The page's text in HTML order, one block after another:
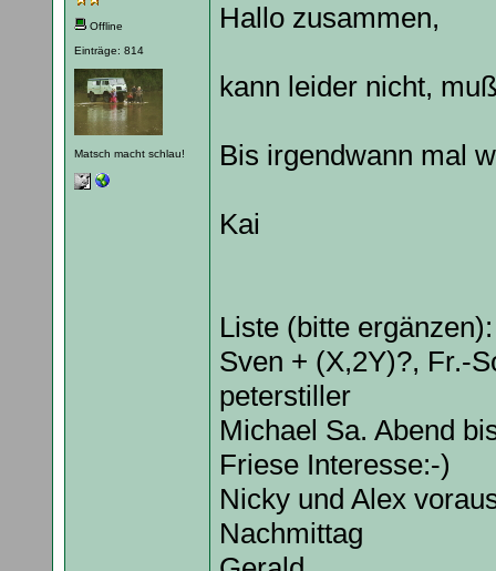
Offline
Einträge: 814
Matsch macht schlau!
Hallo zusammen,
kann leider nicht,
Bis irgendwann mal
Kai
Liste (bitte ergänzen):
Sven + (X,2Y)?, Fr.-
peterstiller
Michael Sa. Abend
Friese Interesse:-)
Nicky und Alex
Nachmittag